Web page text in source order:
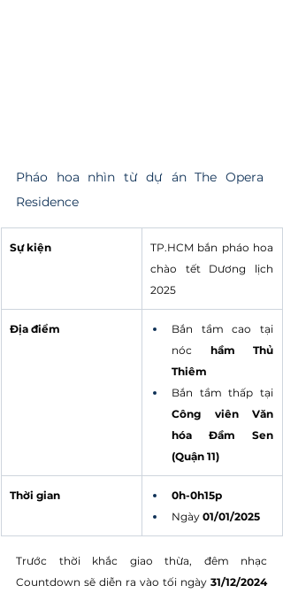
Pháo hoa nhìn từ dự án The Opera
Residence
Sự kiện
TP.HCM bắn pháo hoa
chào tết Dương lịch
2025
Địa điểm
Bắn tầm cao tại
nóc hầm Thủ
Thiêm
Công viên Văn
hóa Đầm Sen
(Quận 11)
Thời gian
0h-0h15p
Ngày 01/01/2025
Trước thời khắc giao thừa, đêm nhạc
Countdown sẽ diễn ra vào tối ngày
31/12/2024